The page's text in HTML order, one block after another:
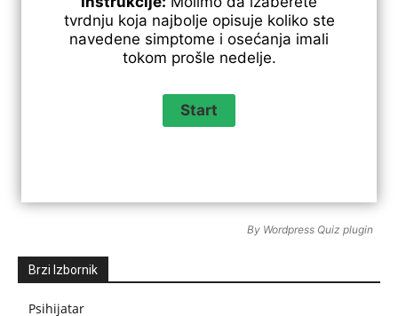
tvrdnju koja najbolje opisuje koliko ste
navedene simptome i osećanja imali
tokom prošle nedelje.
By Wordpress Quiz plugin
Brzi Izbornik
Psihijatar